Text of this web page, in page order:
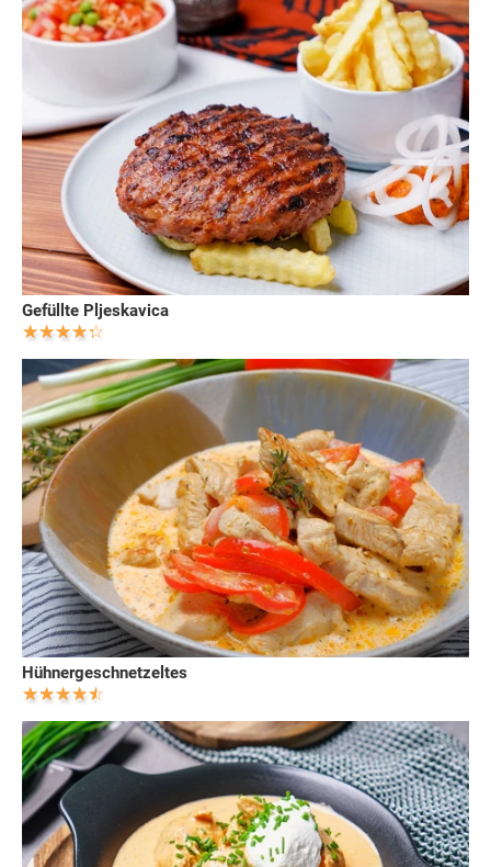
Gefüllte Pljeskavica
Hühnergeschnetzeltes